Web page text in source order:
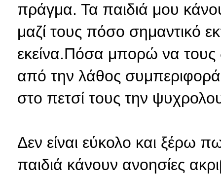
πράγμα. Τα παιδιά μου
μαζί τους πόσο σημαντικό
εκείνα.Πόσα μπορώ να τους
από την λάθος συμπεριφορά
στο πετσί τους την
Δεν είναι εύκολο και ξέρω
παιδιά κάνουν ανοησίες